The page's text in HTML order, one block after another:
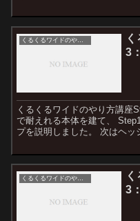
くるくるワイドのやり方
3
くるくるワイドのやり方講座
で耐えれる本体を建て、
プを説明しました。 次はヘ
くるくるワイドのやり方
3